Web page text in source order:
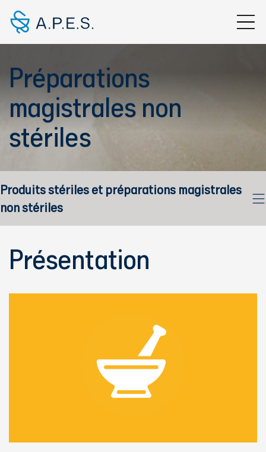
Préparations
magistrales non
stériles
Produits stériles et préparations magistrales
non stériles
Présentation